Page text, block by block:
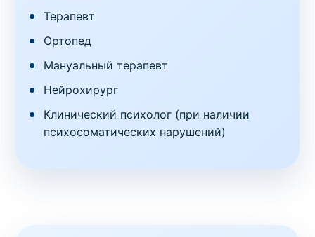
Терапевт
Ортопед
Мануальный терапевт
Нейрохирург
Клинический психолог (при наличии
психосоматических нарушений)